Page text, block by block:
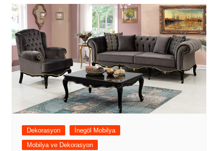
Dekorasyon
İnegöl Mobilya
Mobilya ve Dekorasyon